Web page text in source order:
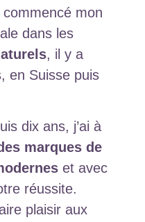
commencé mon
dans les
, il y a
en Suisse puis
dix ans, j’ai à
marques de
et avec
réussite.
plaisir aux